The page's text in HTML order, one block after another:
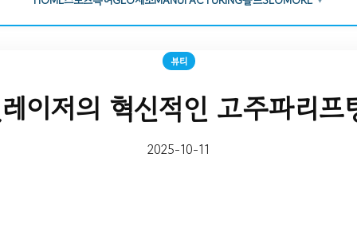
뷰티
이저의 혁신적인 고주파리프
2025-10-11